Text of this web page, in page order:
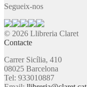
Segueix-nos
© 2026 Llibreria Claret
Contacte
Carrer Sicília, 410
08025 Barcelona
Tel: 933010887